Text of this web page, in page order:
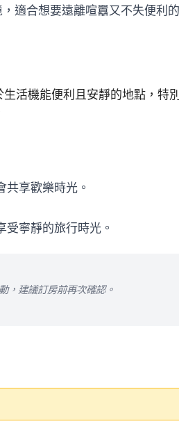
適合想要遠離喧囂又不失便利的
活機能便利且安靜的地點，
享歡樂時光。
寧靜的旅行時光。
，建議訂房前再次確認。